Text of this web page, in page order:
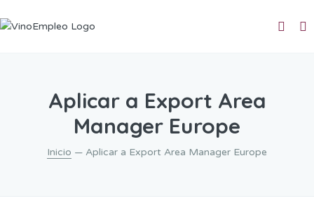
Aplicar a Export Area
Manager Europe
Inicio — Aplicar a Export Area Manager Europe